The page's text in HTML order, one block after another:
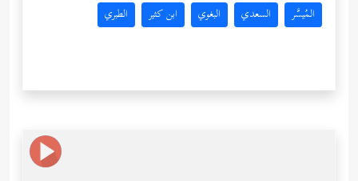
المُيسَّر السعدي البغوي ابن كثير الطبري